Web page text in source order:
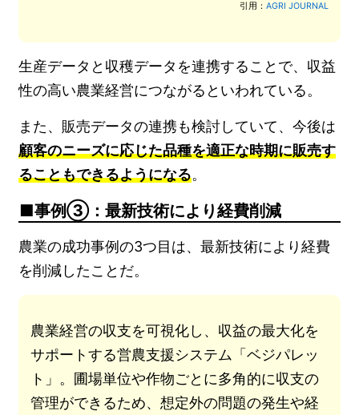
引用： AGRI JOURNAL
生産データと収穫データを連携することで、収益
性の高い農業経営につながるといわれている。
また、販売データの連携も検討していて、今後は
顧客のニーズに応じた品種を適正な時期に販売す
ることもできるようになる。
事例③：最新技術により経費削減
農業の成功事例の3つ目は、最新技術により経費
を削減したことだ。
農業経営の収支を可視化し、収益の最大化を
サポートする営農支援システム「ベジパレッ
ト」。圃場単位や作物ごとに多角的に収支の
管理ができるため、想定外の問題の発生や経